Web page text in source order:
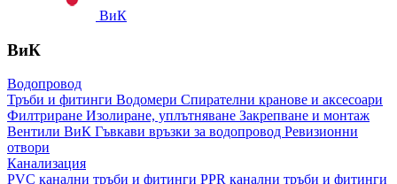
ВиК
ВиК
Водопровод
Тръби и фитинги Водомери Спирателни кранове и аксесоари
Филтриране Изолиране, уплътняване Закрепване и монтаж
Вентили ВиК Гъвкави връзки за водопровод Ревизионни
отвори
Канализация
PVC канални тръби и фитинги PPR канални тръби и фитинги